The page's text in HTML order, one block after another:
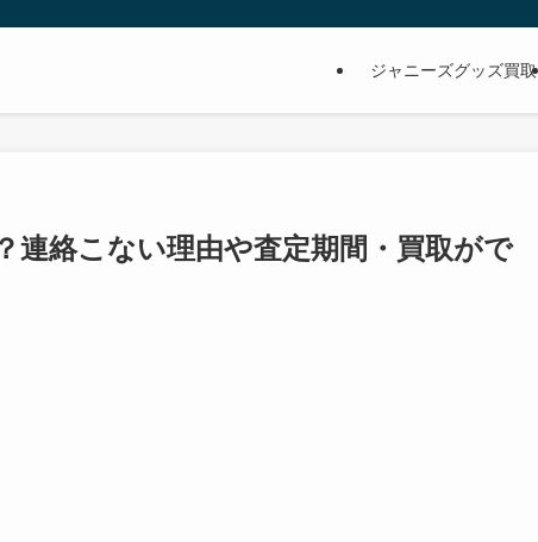
ジャニーズグッズ買取
連絡こない理由や査定期間・買取がで